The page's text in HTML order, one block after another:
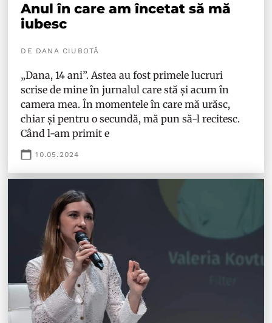
Anul în care am încetat să mă
iubesc
DE DANA CIUBOTĂ
„Dana, 14 ani”. Astea au fost primele lucruri
scrise de mine în jurnalul care stă și acum în
camera mea. În momentele în care mă urăsc,
chiar și pentru o secundă, mă pun să-l recitesc.
Când l-am primit e
10.05.2024